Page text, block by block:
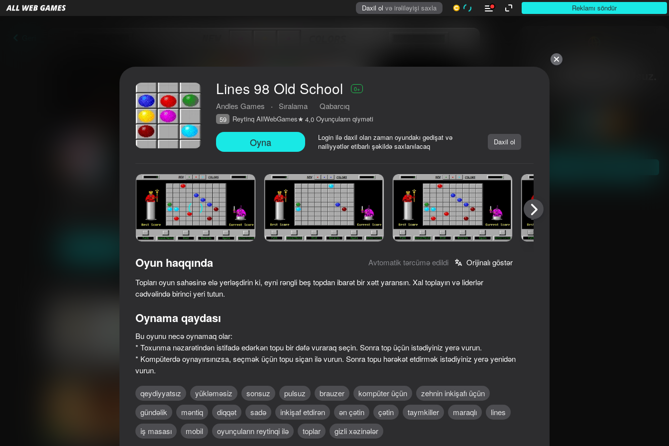
Daxil ol və irəliləyişi saxla Reklamı söndür
10,000-dən çox
Lines 98 Old School
4,0Oyunçuların qiyməti
Qabarcıq Andles Games
78 68 48
67 63 81
Lines 98 Old School 0+
Andles Games · Sıralama Qabarcıq
59 Reytinq AllWebGames 4,0 Oyunçuların qiyməti
Oyna
Login ilə daxil olan zaman oyundakı gedişat və
nailiyyətlər etibarlı şəkildə saxlanılacaq
Daxil ol
Oyun haqqında Avtomatik tərcümə edildi
Orijinalı göstər
Topları oyun sahəsinə elə yerləşdirin ki, eyni rəngli beş topdan ibarət bir xətt yaransın. Xal toplayın və liderlər
cədvəlində birinci yeri tutun.
Oynama qaydası
Bu oyunu necə oynamaq olar:
* Toxunma nəzarətindən istifadə edərkən topu bir dəfə vuraraq seçin. Sonra top üçün istədiyiniz yerə vurun.
* Kompüterdə oynayırsınızsa, seçmək üçün topu siçan ilə vurun. Sonra topu hərəkət etdirmək istədiyiniz yerə yenidən
vurun.
qeydiyyatsız yükləməsiz sonsuz pulsuz brauzer kompüter üçün
zehnin inkişafı üçün
gündəlik
məntiq diqqət sadə inkişaf etdirən ən çətin çətin taymkiller maraqlı
lines
iş masası
mobil oyunçuların reytinqi ilə toplar gizli xəzinələr